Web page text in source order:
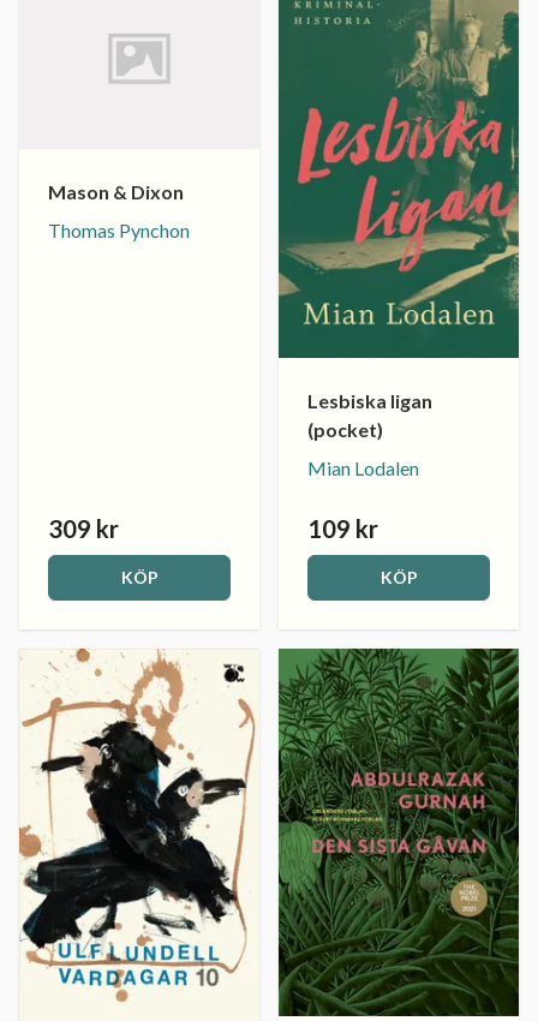
Mason & Dixon
Thomas Pynchon
309 kr
KÖP
Lesbiska ligan
(pocket)
Mian Lodalen
109 kr
KÖP